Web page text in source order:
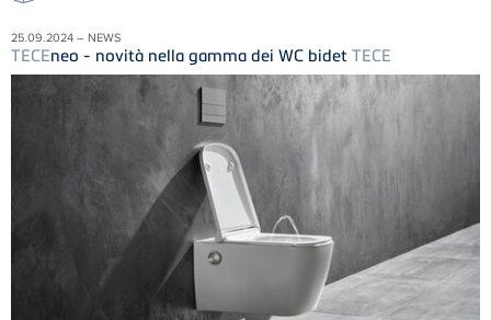
25.09.2024 – NEWS
TECEneo - novità nella gamma dei WC bidet TECE